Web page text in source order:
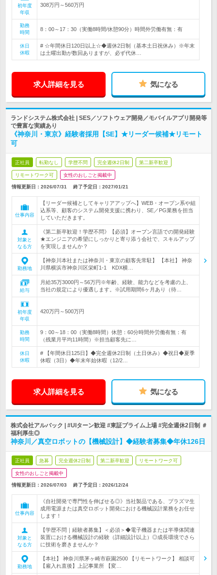
初年度
年収
308万円～560万円
勤務
時間
8：00～17：30（実働8時間/休憩90分）時間外労働有無：有
休日
休暇
# ☆年間休日120日以上☆◆週休2日制（基本土日祝休み）※年末
は土曜出勤が数回ありますが、必ず代休…
求人詳細を見る 気になる
ランドシステム株式会社 | SES／ソフトウェア開発／モバイルアプリ開発等
で豊富な実績あり
《神奈川・東京》経験者採用【SE】★リーダー候補★リモート
可
正社員 転勤なし 学歴不問 完全週休2日制 第二新卒歓迎
リモートワーク可 女性のおしごと掲載中
情報更新日：2026/07/31 終了予定日： 2027/01/21
仕事内容
【リーダー候補としてキャリアアップへ】WEB・オープン系や組
込系等、顧客のシステム開発支援に携わり、SE／PG業務を担当
していただきます。
対象と
なる方
《第二新卒歓迎！学歴不問》【必須】オープン言語での開発経験
★エンジニアの希望にしっかりと寄り添う会社で、スキルアップ
を実現しませんか？
勤務地
【神奈川本社または神奈川・東京の顧客先常駐】 【本社】 神奈
川県横浜市神奈川区栄町1-1 KDX横…
給与
月給35万3000円～56万円※年齢、経験、能力などを考慮の上、
当社の規定により優遇します。※試用期間6ヶ月あり（待…
初年度
年収
420万円～500万円
勤務
時間
9：00～18：00（実働8時間）休憩：60分時間外労働有無：有
（残業月平均11時間）※担当顧客先に…
休日
休暇
# 【年間休日125日】◆完全週休2日制（土日休み）◆祝日◆夏季
休暇（3日）◆年末年始休暇（12/2…
求人詳細を見る 気になる
株式会社アルバック | #UIターン歓迎 #東証プライム上場 #完全週休2日制 ＃
福利厚生◎
神奈川／真空ロボットの【機械設計】◆経験者募集◆年休126日
正社員 急募 完全週休2日制 第二新卒歓迎 リモートワーク可
女性のおしごと掲載中
情報更新日：2026/07/03 終了予定日： 2026/12/24
仕事内容
《自社開発で専門性を伸ばせる◎》当社製品である、プラズマ生
成用電源または真空ロボット開発における機械設計業務をお任せ
します！
対象と
なる方
【学歴不問｜経験者募集】＜必須＞◆電子機器または半導体関連
装置における機械設計の経験（詳細設計以上）◎成長環境でさら
に技術を磨きませんか？
勤務地
【本社】 神奈川県茅ヶ崎市萩園2500 【リモートワーク】 相談可
【雇入れ直後】上記事業所 【変…